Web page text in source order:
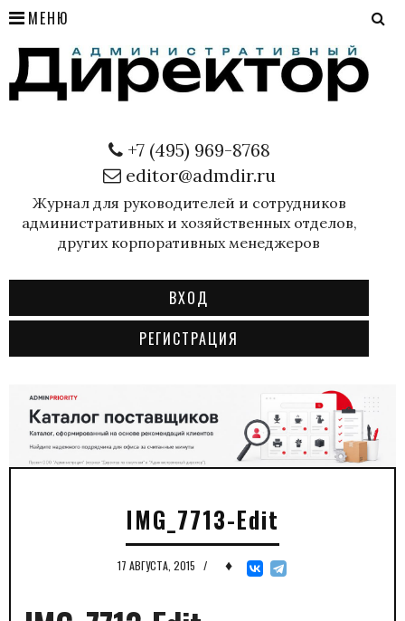
МЕНЮ
+7 (495) 969-8768
editor@admdir.ru
Журнал для руководителей и сотрудников
административных и хозяйственных отделов,
других корпоративных менеджеров
ВХОД
РЕГИСТРАЦИЯ
IMG_7713-Edit
17 АВГУСТА, 2015 / ♦